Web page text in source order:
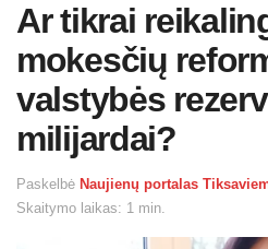
Ar tikrai
mokesčių
valstybės
milijardai?
Paskelbė Naujienų portalas
Skaitymo laikas: 1 min.